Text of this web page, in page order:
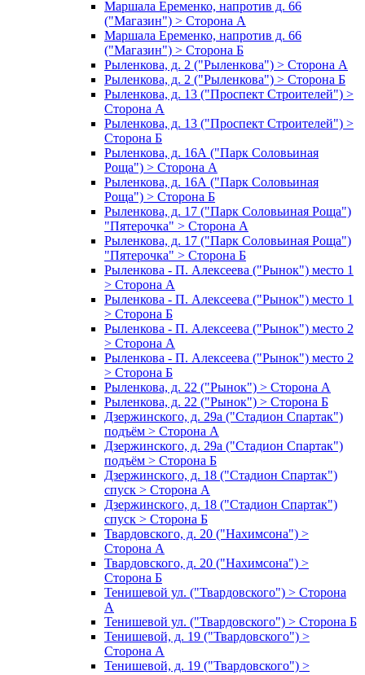
Маршала Еременко, напротив д. 66
("Магазин") > Сторона А
Маршала Еременко, напротив д. 66
("Магазин") > Сторона Б
Рыленкова, д. 2 ("Рыленкова") > Сторона А
Рыленкова, д. 2 ("Рыленкова") > Сторона Б
Рыленкова, д. 13 ("Проспект Строителей") >
Сторона А
Рыленкова, д. 13 ("Проспект Строителей") >
Сторона Б
Рыленкова, д. 16А ("Парк Соловьиная
Роща") > Сторона А
Рыленкова, д. 16А ("Парк Соловьиная
Роща") > Сторона Б
Рыленкова, д. 17 ("Парк Соловьиная Роща")
"Пятерочка" > Сторона А
Рыленкова, д. 17 ("Парк Соловьиная Роща")
"Пятерочка" > Сторона Б
Рыленкова - П. Алексеева ("Рынок") место 1
> Сторона А
Рыленкова - П. Алексеева ("Рынок") место 1
> Сторона Б
Рыленкова - П. Алексеева ("Рынок") место 2
> Сторона А
Рыленкова - П. Алексеева ("Рынок") место 2
> Сторона Б
Рыленкова, д. 22 ("Рынок") > Сторона А
Рыленкова, д. 22 ("Рынок") > Сторона Б
Дзержинского, д. 29а ("Стадион Спартак")
подъём > Сторона А
Дзержинского, д. 29а ("Стадион Спартак")
подъём > Сторона Б
Дзержинского, д. 18 ("Стадион Спартак")
спуск > Сторона А
Дзержинского, д. 18 ("Стадион Спартак")
спуск > Сторона Б
Твардовского, д. 20 ("Нахимсона") >
Сторона А
Твардовского, д. 20 ("Нахимсона") >
Сторона Б
Тенишевой ул. ("Твардовского") > Сторона
А
Тенишевой ул. ("Твардовского") > Сторона Б
Тенишевой, д. 19 ("Твардовского") >
Сторона А
Тенишевой, д. 19 ("Твардовского") >